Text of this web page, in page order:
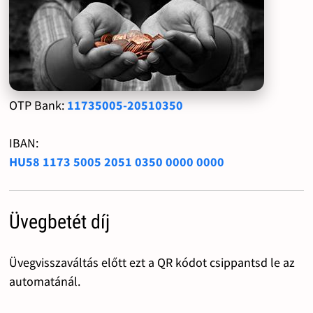
OTP Bank: 11735005-20510350
IBAN:
HU58 1173 5005 2051 0350 0000 0000
Üvegbetét díj
Üvegvisszaváltás előtt ezt a QR kódot csippantsd le az
automatánál.